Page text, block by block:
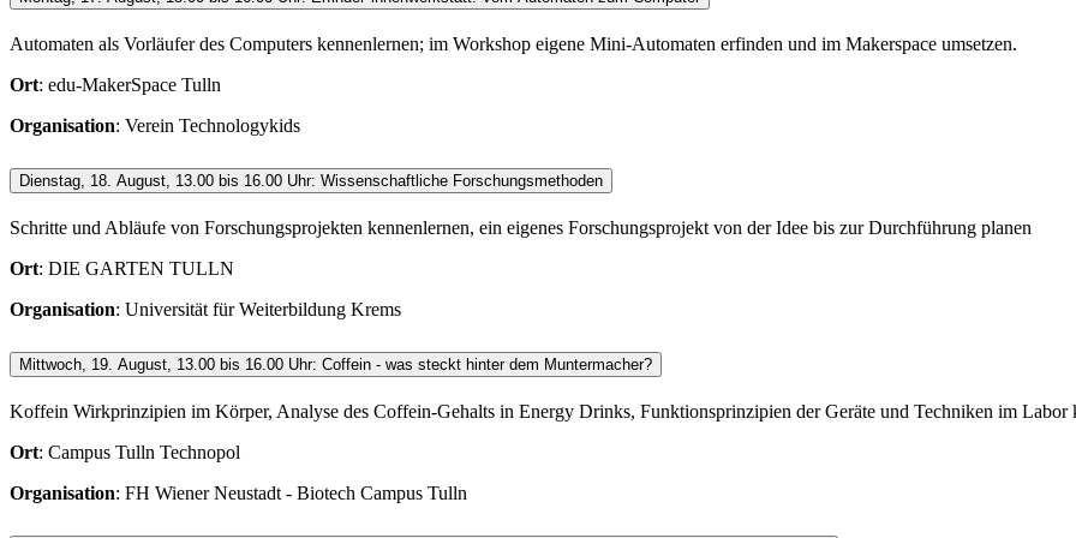
Automaten als Vorläufer des Computers kennenlernen; im Workshop eigene Mini-Automaten erfinden und im Makerspace umsetzen.
Ort: edu-MakerSpace Tulln
Organisation: Verein Technologykids
Dienstag, 18. August, 13.00 bis 16.00 Uhr: Wissenschaftliche Forschungsmethoden
Schritte und Abläufe von Forschungsprojekten kennenlernen, ein eigenes Forschungsprojekt von der Idee bis zur Durchführung planen
Ort: DIE GARTEN TULLN
Organisation: Universität für Weiterbildung Krems
Mittwoch, 19. August, 13.00 bis 16.00 Uhr: Coffein - was steckt hinter dem Muntermacher?
Koffein Wirkprinzipien im Körper, Analyse des Coffein-Gehalts in Energy Drinks, Funktionsprinzipien der Geräte und Techniken im Labor
Ort: Campus Tulln Technopol
Organisation: FH Wiener Neustadt - Biotech Campus Tulln